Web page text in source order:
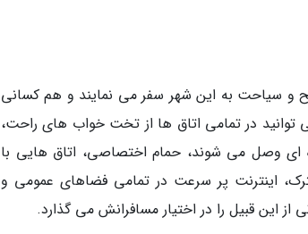
قصد تفریح و سیاحت به این شهر سفر می نمایند و هم کسانی
در تمامی اتاق ها از تخت خواب های راحت،
وصل می شوند، حمام اختصاصی، اتاق هایی با
اینترنت پر سرعت در تمامی فضاهای عمومی و
این قبیل را در اختیار مسافرانش می گذارد.